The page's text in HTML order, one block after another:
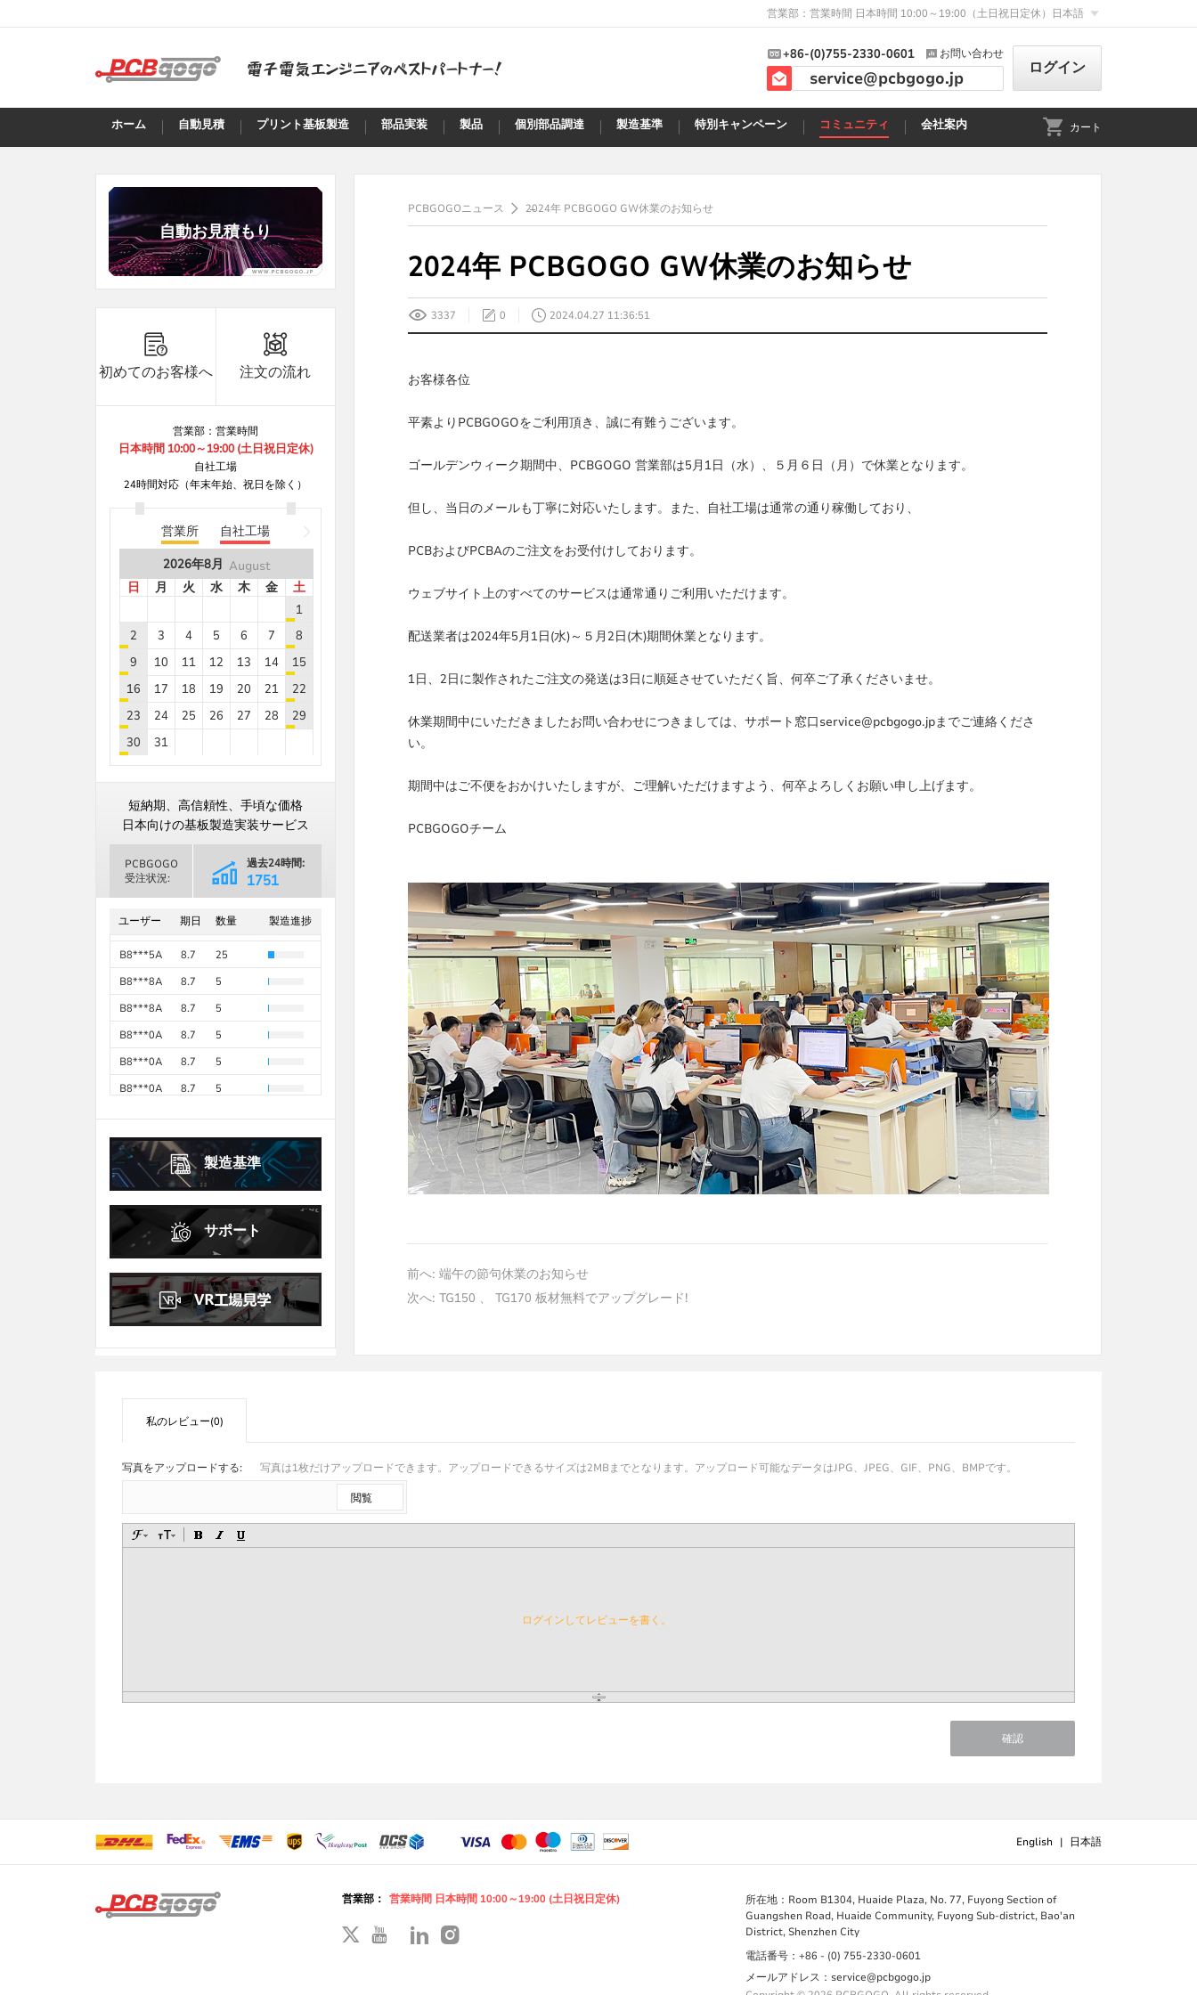
営業部：営業時間 日本時間 10:00～19:00（土日祝日定休） 日本語
+86-(0)755-2330-0601 お問い合わせ
service@pcbgogo.jp ログイン
ホーム 自動見積 プリント基板製造 部品実装 製品 個別部品調達 製造基準 特別キャンペーン コミュニティ 会社案内 カート
自動お見積もり
初めてのお客様へ 注文の流れ
営業部：営業時間
日本時間 10:00～19:00 (土日祝日定休)
自社工場
24時間対応（年末年始、祝日を除く）
営業所
自社工場
2026年8月 August
日
月 火 水 木 金
土
1
2
3 4 5 6 7
8
9
10 11 12 13 14
15
16
17 18 19 20 21
22
23
24 25 26 27 28
29
30
31
2026年9月
1
2 3 4
5
13
14 16 17 18
27
28 29 30
2026年 10月
October
日
月 火 水 木 金
土
1
2
3
4
5 6 7 8 9
10
11
12 13 14 16
25
26 27 28 29 30 31
2026年8月 August
日
月 火 水 木 金
土
1
9
10 12 13 14
23
24 25 26 27 28
29
30
31
2026年9月
September
日
月 火 水 金
1
2 4
6
7 8 9 11
13
14 15 16 17 18
19
20
21 22 23 24 25
26
27
28 29 30
2026年10月 October
日
火 木 金
土
1
4
5 6 7 8 9
10
11
12 13 14 15 16
17
18
19 20 21 22 23
24
短納期、高信頼性、手頃な価格
日本向けの基板製造実装サービス
PCBGOGO
受注状況:
過去24時間:
2870
過去30日間
68961
ユーザー 期日 数量 製造進捗
B8***6A
B8***6A
B8***0A
8.7
B8***5A
8.7
5
8.7
25
8.7
5
B8***8A
8.7
5
B8***0A
B8***0A
8.7
5
8.7
5
B8***0A
8.7
5
B8***3A
8.7
15
B8***4A
8.7
5
B8***3A
8.7
10
B8***9A
8.7
25
B8***9A
8.7
15
B8***0A
B8***8A
8.7
10
B8***8A
8.7
5
B8***6A
B8***0A 8.7 100
B8***5A 8.7
5
B8***5A
8.7
25
B8***8A
8.7
5
B8***8A
8.7
5
B8***0A
8.7
5
B8***0A
8.7
5
製造基準
サポート
PCBGOGOニュース 2024年 PCBGOGO GW休業のお知らせ
2024年 PCBGOGO GW休業のお知らせ
3337 0 2024.04.27 11:36:51
お客様各位
平素よりPCBGOGOをご利用頂き、誠に有難うございます。
ゴールデンウィーク期間中、PCBGOGO 営業部は5月1日（水）、５月６日（月）で休業となります。
但し、当日のメールも丁寧に対応いたします。また、自社工場は通常の通り稼働しており、
PCBおよびPCBAのご注文をお受付けしております。
ウェブサイト上のすべてのサービスは通常通りご利用いただけます。
配送業者は2024年5月1日(水)～５月2日(木)期間休業となります。
1日、2日に製作されたご注文の発送は3日に順延させていただく旨、何卒ご了承くださいませ。
休業期間中にいただきましたお問い合わせにつきましては、サポート窓口service@pcbgogo.jpまでご連絡くださ
い。
期間中はご不便をおかけいたしますが、ご理解いただけますよう、何卒よろしくお願い申し上げます。
PCBGOGOチーム
前へ: 端午の節句休業のお知らせ
次へ: TG150 、 TG170 板材無料でアップグレード!
私のレビュー(0)
写真をアップロードする: 写真は1枚だけアップロードできます。アップロードできるサイズは2MBまでとなります。アップロード可能なデータはJPG、JPEG、GIF、PNG、BMPです。
閲覧
ログインしてレビューを書く。
確認
English | 日本語
営業部： 営業時間 日本時間 10:00～19:00 (土日祝日定休)
所在地：Room B1304, Huaide Plaza, No. 77, Fuyong Section of
Guangshen Road, Huaide Community, Fuyong Sub-district, Bao'an
District, Shenzhen City
電話番号：+86 - (0) 755-2330-0601
メールアドレス：service@pcbgogo.jp